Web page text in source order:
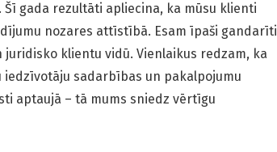
gada rezultāti apliecina, ka mūsu klienti
nozares attīstībā. Esam īpaši gandarīti
klientu vidū. Vienlaikus redzam, ka
sadarbības un pakalpojumu
aptaujā – tā mums sniedz vērtīgu